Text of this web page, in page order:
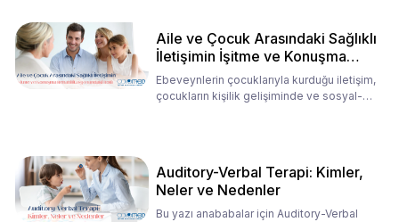
Aile ve Çocuk Arasındaki Sağlıklı
İletişimin İşitme ve Konuşma
Rehabilitasyonundaki Rolü
Ebeveynlerin çocuklarıyla kurduğu iletişim,
çocukların kişilik gelişiminde ve sosyal-
Auditory-Verbal Terapi: Kimler,
Neler ve Nedenler
Bu yazı anababalar için Auditory-Verbal